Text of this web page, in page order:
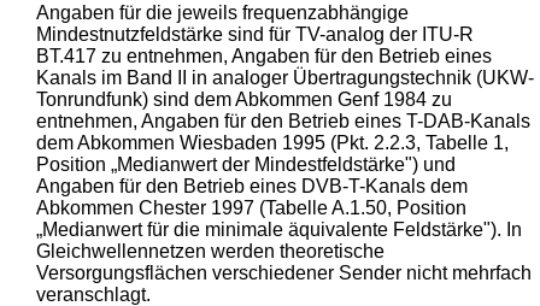
Angaben für die jeweils frequenzabhängige
Mindestnutzfeldstärke sind für TV-analog der ITU-R
BT.417 zu entnehmen, Angaben für den Betrieb eines
Kanals im Band II in analoger Übertragungstechnik (UKW-
Tonrundfunk) sind dem Abkommen Genf 1984 zu
entnehmen, Angaben für den Betrieb eines T-DAB-Kanals
dem Abkommen Wiesbaden 1995 (Pkt. 2.2.3, Tabelle 1,
Position „Medianwert der Mindestfeldstärke") und
Angaben für den Betrieb eines DVB-T-Kanals dem
Abkommen Chester 1997 (Tabelle A.1.50, Position
„Medianwert für die minimale äquivalente Feldstärke"). In
Gleichwellennetzen werden theoretische
Versorgungsflächen verschiedener Sender nicht mehrfach
veranschlagt.